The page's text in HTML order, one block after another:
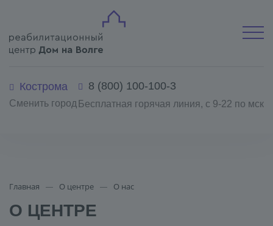
Кострома
Сменить город
8 (800) 100-100-3
Бесплатная горячая линия, с 9-22 по мск
Главная О центре О нас
О ЦЕНТРЕ